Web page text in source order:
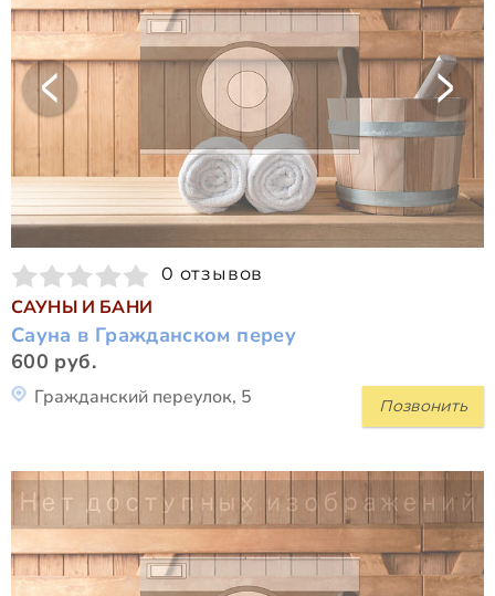
0 отзывов
САУНЫ И БАНИ
Сауна в Гражданском переу
600 руб.
Позвонить
Гражданский переулок, 5